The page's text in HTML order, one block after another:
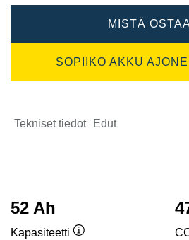
MISTÄ OSTAA
SOPIIKO AKKU
Tekniset tiedot Edut
52 Ah
Kapasiteetti